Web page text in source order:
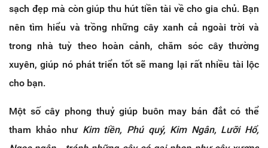
sạch đẹp mà còn giúp thu hút tiền tài về cho gia chủ. Bạn
nên tìm hiểu và trồng những cây xanh cả ngoài trời và
trong nhà tuỳ theo hoàn cảnh, chăm sóc cây thường
xuyên, giúp nó phát triển tốt sẽ mang lại rất nhiều tài lộc
cho bạn.
Một số cây phong thuỷ giúp buôn may bán đắt có thể
tham khảo như Kim tiền, Phú quý, Kim Ngân, Lưỡi Hổ,